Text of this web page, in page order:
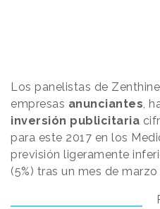
Los panelistas de
empresas anunciantes,
inversión publicitaria
para este 2017 en los
previsión ligeramente
(5%) tras un mes de